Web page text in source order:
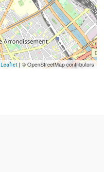
Leaflet| © OpenStreetMap contributors